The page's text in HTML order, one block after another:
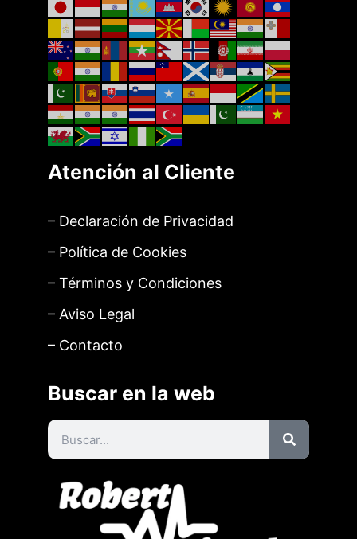
Atención al Cliente
– Declaración de Privacidad
– Política de Cookies
– Términos y Condiciones
– Aviso Legal
– Contacto
Buscar en la web